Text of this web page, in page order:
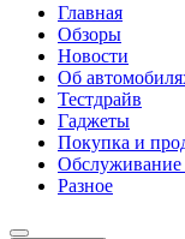
Главная
Обзоры
Новости
Об
Тестдрайв
Гаджеты
Покупка и
Обслуживание
Разное